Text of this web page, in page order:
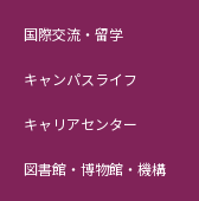
国際交流・留学
キャンパスライフ
キャリアセンター
図書館・博物館・機構